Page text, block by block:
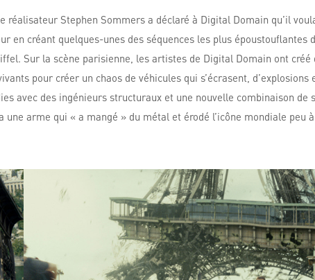
réalisateur Stephen Sommers a déclaré à Digital Domain qu’il
en créant quelques-unes des séquences les plus
Sur la scène parisienne, les artistes de Digital Domain ont
pour créer un chaos de véhicules qui s’écrasent,
avec des ingénieurs structuraux et une nouvelle combinaison
arme qui « a mangé » du métal et érodé l’icône mondiale peu